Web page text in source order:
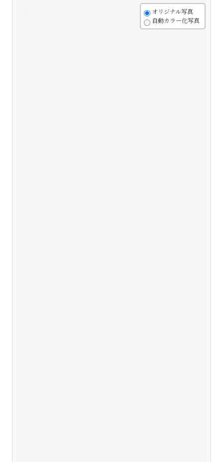
オリジナル写真
自動カラー化写真